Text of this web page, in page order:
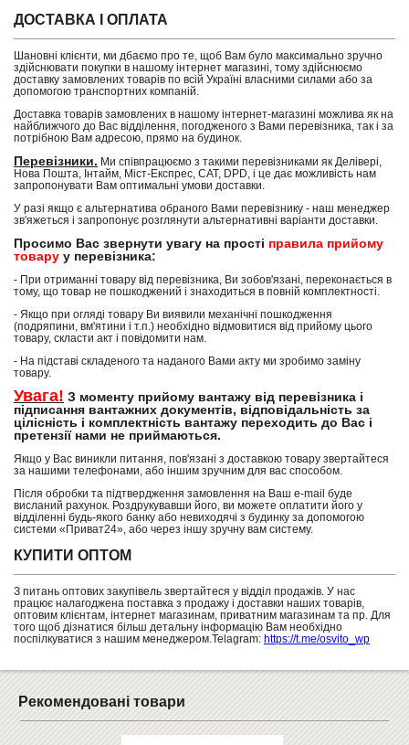
ДОСТАВКА І ОПЛАТА
Шановні клієнти, ми дбаємо про те, щоб Вам було максимально зручно
здійснювати покупки в нашому інтернет магазині, тому здійснюємо
доставку замовлених товарів по всій Україні власними силами або за
допомогою транспортних компаній.
Доставка товарів замовлених в нашому інтернет-магазині можлива як на
найближчого до Вас відділення, погодженого з Вами перевізника, так і за
потрібною Вам адресою, прямо на будинок.
Перевізники. Ми співпрацюємо з такими перевізниками як Делівері,
Нова Пошта, Інтайм, Міст-Експрес, САТ, DPD, і це дає можливість нам
запропонувати Вам оптимальні умови доставки.
У разі якщо є альтернатива обраного Вами перевізнику - наш менеджер
зв'яжеться і запропонує розглянути альтернативні варіанти доставки.
Просимо Вас звернути увагу на прості правила прийому
товару у перевізника:
- При отриманні товару від перевізника, Ви зобов'язані, переконається в
тому, що товар не пошкоджений і знаходиться в повній комплектності.
- Якщо при огляді товару Ви виявили механічні пошкодження
(подряпини, вм'ятини і т.п.) необхідно відмовитися від прийому цього
товару, скласти акт і повідомити нам.
- На підставі складеного та наданого Вами акту ми зробимо заміну
товару.
Увага! З моменту прийому вантажу від перевізника і
підписання вантажних документів, відповідальність за
цілісність і комплектність вантажу переходить до Вас і
претензії нами не приймаються.
Якщо у Вас виникли питання, пов'язані з доставкою товару звертайтеся
за нашими телефонами, або іншим зручним для вас способом.
Після обробки та підтвердження замовлення на Ваш e-mail буде
висланий рахунок. Роздрукувавши його, ви можете оплатити його у
відділенні будь-якого банку або невиходячі з будинку за допомогою
системи «Приват24», або через іншу зручну вам систему.
КУПИТИ ОПТОМ
З питань оптових закупівель звертайтеся у відділ продажів. У нас
працює налагоджена поставка з продажу і доставки наших товарів,
оптовим клієнтам, інтернет магазинам, приватним магазинам та пр. Для
того щоб дізнатися більш детальну інформацію Вам необхідно
поспілкуватися з нашим менеджером.Telagram: https://t.me/osvito_wp
Рекомендовані товари